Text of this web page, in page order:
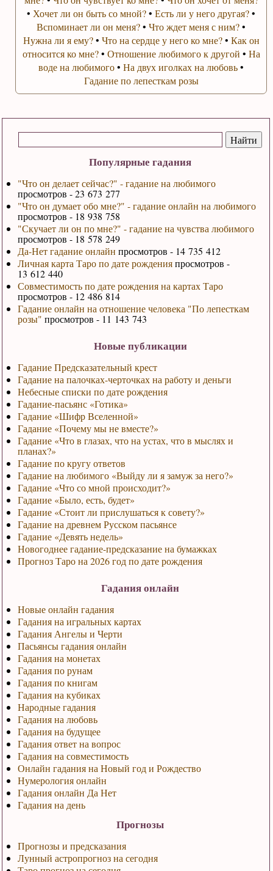
Популярные гадания
"Что он делает сейчас?" - гадание на любимого
просмотров - 23 673 277
"Что он думает обо мне?" - гадание онлайн на любимого
просмотров - 18 938 758
"Скучает ли он по мне?" - гадание на чувства любимого
просмотров - 18 578 249
Да-Нет гадание онлайн просмотров - 14 735 412
Личная карта Таро по дате рожденияпросмотров -
13 612 440
Совместимость по дате рождения на картах Таро
просмотров - 12 486 814
Гадание онлайн на отношение человека "По лепесткам
розы" просмотров - 11 143 743
Новые публикации
Гадание Предсказательный крест
Гадание на палочках-черточках на работу и деньги
Небесные списки по дате рождения
Гадание-пасьянс «Готика»
Гадание «Шифр Вселенной»
Гадание «Почему мы не вместе?»
Гадание «Что в глазах, что на устах, что в мыслях и
планах?»
Гадание по кругу ответов
Гадание на любимого «Выйду ли я замуж за него?»
Гадание «Что со мной происходит?»
Гадание «Было, есть, будет»
Гадание «Стоит ли прислушаться к совету?»
Гадание на древнем Русском пасьянсе
Гадание «Девять недель»
Новогоднее гадание-предсказание на бумажках
Прогноз Таро на 2026 год по дате рождения
Гадания онлайн
Новые онлайн гадания
Гадания на игральных картах
Гадания Ангелы и Черти
Пасьянсы гадания онлайн
Гадания на монетах
Гадания по рунам
Гадания по книгам
Гадания на кубиках
Народные гадания
Гадания на любовь
Гадания на будущее
Гадания ответ на вопрос
Гадания на совместимость
Онлайн гадания на Новый год и Рождество
Нумерология онлайн
Гадания онлайн Да Нет
Гадания на день
Прогнозы
Прогнозы и предсказания
Лунный астропрогноз на сегодня
• Хочет ли он быть со мной?•Есть ли у него другая?•
Вспоминает ли он меня?•Что ждет меня с ним?•
Нужна ли я ему?• Что на сердце у него ко мне?• Как он
относится ко мне?• Отношение любимого к другой • На
воде на любимого•На двух иголках на любовь•
Гадание по лепесткам розы